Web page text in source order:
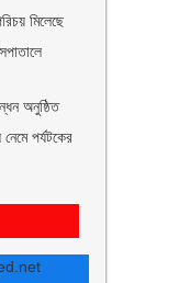
মিলেছে
অনুষ্ঠিত
পর্যটকের